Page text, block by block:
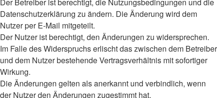
Datenschutzerklärung zu ändern. Die Änderung wird dem
Nutzer per E-Mail mitgeteilt.
Der Nutzer ist berechtigt, den Änderungen zu widersprechen.
Im Falle des Widerspruchs erlischt das zwischen dem Betreiber
und dem Nutzer bestehende Vertragsverhältnis mit sofortiger
Wirkung.
Die Änderungen gelten als anerkannt und verbindlich, wenn
der Nutzer den Änderungen zugestimmt hat.